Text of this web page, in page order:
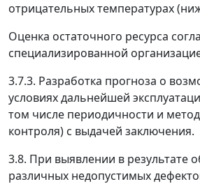
отрицательных температурах
Оценка остаточного ресурса
специализированной
3.7.3. Разработка прогноза о
условиях дальнейшей
том числе периодичности и
контроля) с выдачей заключения.
3.8. При выявлении в результате
различных недопустимых